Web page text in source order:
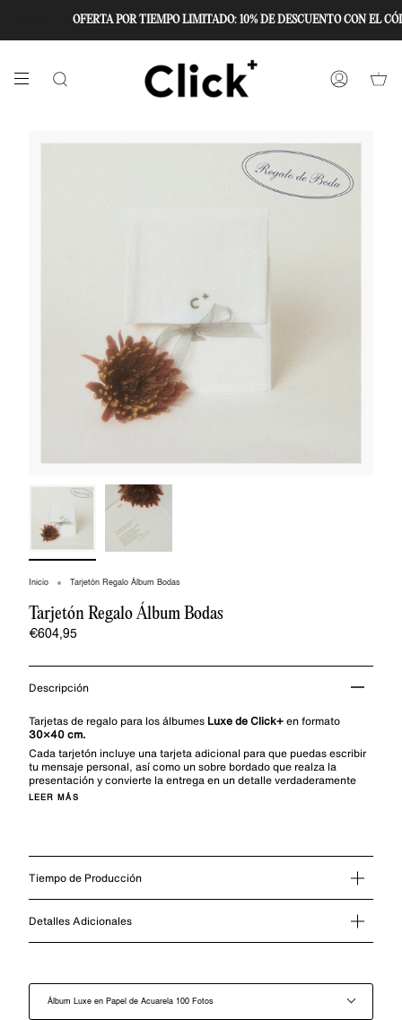
OFERTA POR TIEMPO LIMITADO: 10% DE DESCUENTO CON EL
BÚSQUEDA CUENTA
Inicio Tarjetón Regalo Álbum Bodas
Tarjetón Regalo Álbum Bodas
€604,95
Descripción
Tarjetas de regalo para los álbumes Luxe de Click+ en formato
30×40 cm.
Cada tarjetón incluye una tarjeta adicional para que puedas escribir
tu mensaje personal, así como un sobre bordado que realza la
presentación y convierte la entrega en un detalle verdaderamente
LEER MÁS
Tiempo de Producción
Detalles Adicionales
Álbum
Álbum Luxe en Papel de Acuarela 100 Fotos